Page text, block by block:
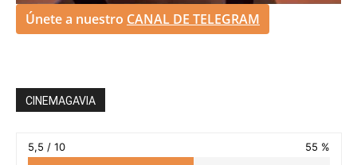
Únete a nuestro CANAL DE TELEGRAM
CINEMAGAVIA
5,5 / 10 55 %